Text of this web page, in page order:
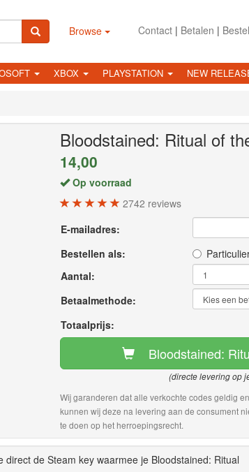
Browse Contact| Betalen |
XBOX PLAYSTATION NEW
Bloodstained: Ritual of
14,00
Op voorraad
2742 reviews
E-mailadres:
Bestellen als:
Aantal:
Betaalmethode:
Totaalprijs:
Bloodstained:
(directe levering op
Wij garanderen dat alle verkochte codes geldig
kunnen wij deze na levering aan de consument
te doen op het herroepingsrecht.
de Steam key waarmee je Bloodstained: Ritual